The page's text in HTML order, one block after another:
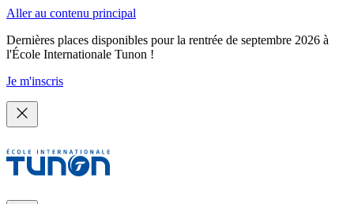
Aller au contenu principal
Dernières places disponibles pour la rentrée de septembre 2026 à
l'École Internationale Tunon !
Je m'inscris